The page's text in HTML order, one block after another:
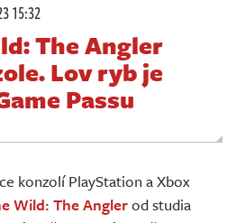
15:32
The Angler
Lov ryb je
Passu
konzolí PlayStation a Xbox
Wild: The Anglerod studia